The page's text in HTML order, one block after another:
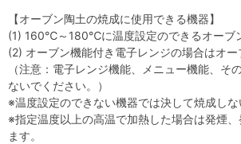
【オーブン陶土の焼成に使用できる機器】
(1) 160℃～180℃に温度設定のできるオーブ
(2) オーブン機能付き電子レンジの場合はオー
（注意：電子レンジ機能、メニュー機能、そ
ないでください。）
※温度設定のできない機器では決して焼成しな
※指定温度以上の高温で加熱した場合は発煙
ます。